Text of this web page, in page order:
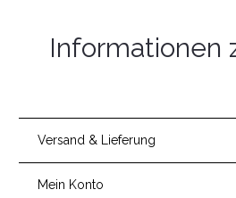
Informationen
Versand & Lieferung
Mein Konto